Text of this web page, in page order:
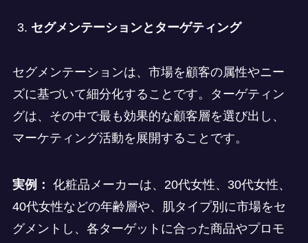
セグメンテーションとターゲティング
セグメンテーションは、市場を顧客の属性やニー
ズに基づいて細分化することです。ターゲティン
グは、その中で最も効果的な顧客層を選び出し、
マーケティング活動を展開することです。
実例： 化粧品メーカーは、20代女性、30代女性、
40代女性などの年齢層や、肌タイプ別に市場をセ
グメントし、各ターゲットに合った商品やプロモ